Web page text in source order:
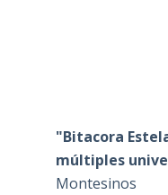
"Bitacora
múltiples
Montesinos